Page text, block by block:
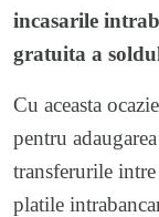
incasarile
gratuita a
Cu aceasta
pentru
transferurile
platile